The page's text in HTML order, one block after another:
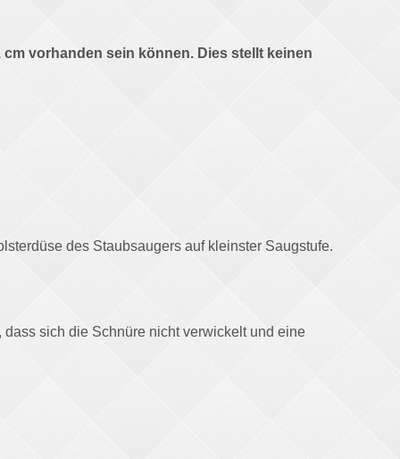
vorhanden sein können. Dies stellt keinen
des Staubsaugers auf kleinster Saugstufe.
sich die Schnüre nicht verwickelt und eine